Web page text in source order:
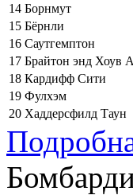
14 Борнмут
15 Бёрнли
16 Саутгемптон
17 Брайтон энд Хоув
18 Кардифф Сити
19 Фулхэм
20 Хаддерсфилд Таун